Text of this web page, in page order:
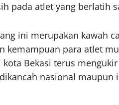
pada atlet yang berlatih
ini merupakan kawah
kemampuan para atlet
kota Bekasi terus
nasional maupun